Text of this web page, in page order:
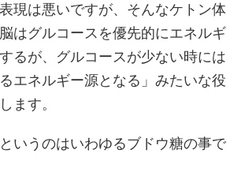
現は悪いですが、そんなケトン体
はグルコースを優先的にエネルギ
るが、グルコースが少ない時には
エネルギー源となる」 みたいな役
ます。
いうのはいわゆるブドウ糖の事で